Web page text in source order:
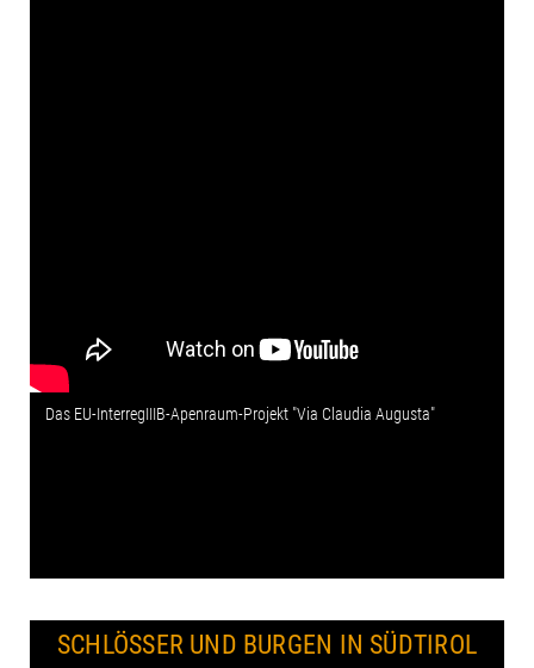
Das EU-InterregIIIB-Apenraum-Projekt "Via Claudia Augusta"
SCHLÖSSER UND BURGEN IN SÜDTIROL